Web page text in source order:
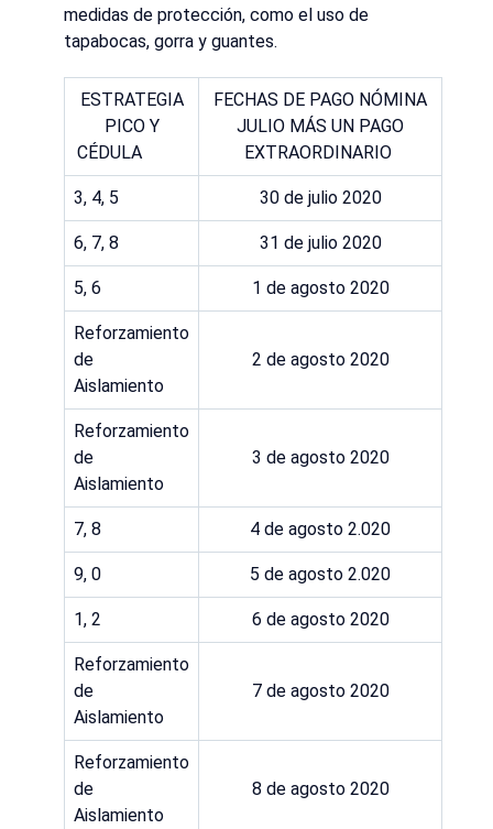
medidas de protección, como el uso de
tapabocas, gorra y guantes.
ESTRATEGIA
PICO Y
CÉDULA
FECHAS DE PAGO NÓMINA
JULIO MÁS UN PAGO
EXTRAORDINARIO
3, 4, 5 30 de julio 2020
6, 7, 8 31 de julio 2020
5, 6 1 de agosto 2020
Reforzamiento
de
Aislamiento
2 de agosto 2020
Reforzamiento
de
Aislamiento
3 de agosto 2020
7, 8 4 de agosto 2.020
9, 0 5 de agosto 2.020
1, 2 6 de agosto 2020
Reforzamiento
de
Aislamiento
7 de agosto 2020
Reforzamiento
de
Aislamiento
8 de agosto 2020